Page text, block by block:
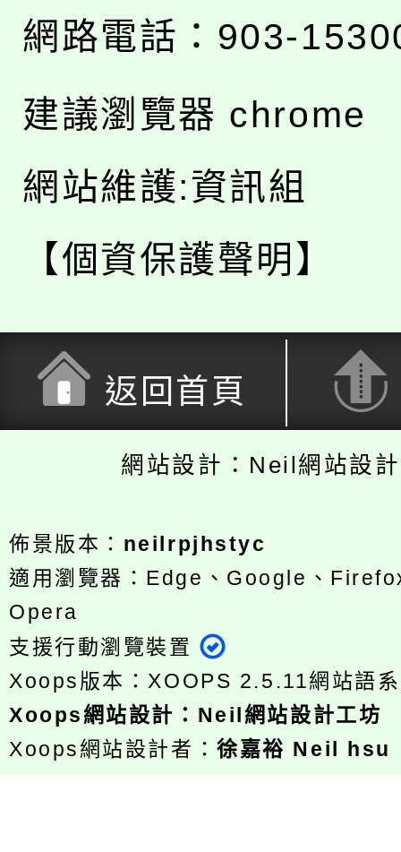
網路電話：903-
建議瀏覽器 chrome
網站維護:資訊組
【個資保護聲明】
返回首頁
網站設計：Neil網站設
佈景版本： neilrpjhstyc
適用瀏覽器：Edge、Google、
Opera
支援行動瀏覽裝置
Xoops版本： XOOPS 2.5.11網站語
Xoops網站設計 ： Neil網站設計工坊
Xoops網站設計者：徐嘉裕 Neil hsu